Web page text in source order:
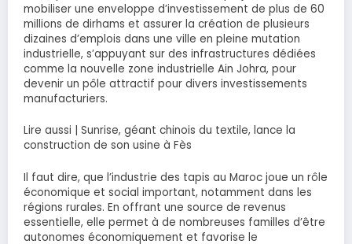
mobiliser une enveloppe d’investissement de plus de 60
millions de dirhams et assurer la création de plusieurs
dizaines d’emplois dans une ville en pleine mutation
industrielle, s’appuyant sur des infrastructures dédiées
comme la nouvelle zone industrielle Ain Johra, pour
devenir un pôle attractif pour divers investissements
manufacturiers.
Lire aussi | Sunrise, géant chinois du textile, lance la
construction de son usine à Fès
Il faut dire, que l’industrie des tapis au Maroc joue un rôle
économique et social important, notamment dans les
régions rurales. En offrant une source de revenus
essentielle, elle permet à de nombreuses familles d’être
autonomes économiquement et favorise le